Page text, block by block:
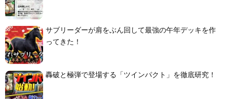
サブリーダーが肩をぶん回して最強の午年デッキを作
ってきた！
轟破と極弾で登場する「ツインパクト」を徹底研究！